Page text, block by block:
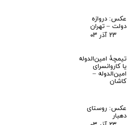
عکس: دروازه
دولت – تهران
۲۳ آذر ۰۳
تیمچۀ امین‌الدوله
یا کاروانسرای
امین‌الدوله –
کاشان
عکس: روستای
دهبار